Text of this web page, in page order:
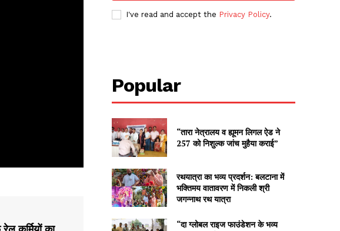
I've read and accept the Privacy Policy.
Popular
“तारा नेत्रालय व ह्यूमन लिगल ऐड ने
257 को निशुल्क जांच मुहैया कराई”
रथयात्रा का भव्य प्रदर्शन: बलटाना में
भक्तिमय वातावरण में निकली श्री
जगन्नाथ रथ यात्रा
“दा ग्लोबल राइज फाउंडेशन के भव्य